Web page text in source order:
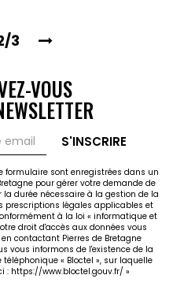
3
VOUS
S'INSCRIRE
formulaire sont enregistrées dans un
pour gérer votre demande de
la durée nécessaire à la gestion de la
prescriptions légales applicables et
à la loi « informatique et
droit d'accès aux données vous
contactant Pierres de Bretagne
vous informons de l'existence de la
« Bloctel », sur laquelle
: https://www.bloctel.gouv.fr/ »